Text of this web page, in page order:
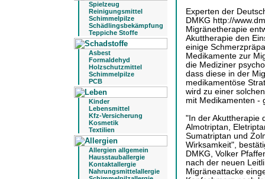
Spielzeug
Reinigungsmittel
Schimmelpilze
Schädlingsbekämpfung
Teppiche Stoffe
Asbest
Formaldehyd
Holzschutzmittel
Schimmelpilze
PCB
Kinder
Lebensmittel
Kfz-Versicherung
Kosmetik
Textilien
Allergien allgemein
Hausstauballergie
Kontaktallergie
Nahrungsmittelallergie
Experten der
DMKG http://
Migränetherapie
Akuttherapie den
einige
Medikamente zur
die Mediziner
dass diese in der
medikamentöse
wird zu einer
mit Medikamenten -
"In der Akuttherapie
Almotriptan,
Sumatriptan und
Wirksamkeit",
DMKG, Volker
nach der neuen
Migräneattacke